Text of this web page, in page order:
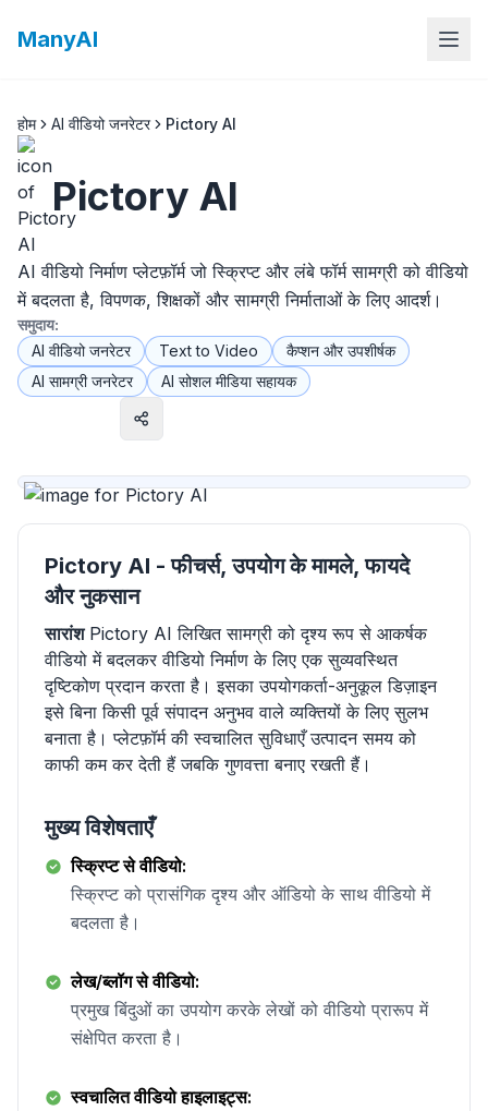
ManyAI
होम AI वीडियो जनरेटर Pictory AI
Pictory AI
AI वीडियो निर्माण प्लेटफ़ॉर्म जो स्क्रिप्ट और लंबे फॉर्म सामग्री को वीडियो
में बदलता है, विपणक, शिक्षकों और सामग्री निर्माताओं के लिए आदर्श।
समुदाय:
AI वीडियो जनरेटर
Text to Video
कैप्शन और उपशीर्षक
AI सामग्री जनरेटर
AI सोशल मीडिया सहायक
Pictory AI - फीचर्स, उपयोग के मामले, फायदे
और नुकसान
सारांशPictory AI लिखित सामग्री को दृश्य रूप से आकर्षक
वीडियो में बदलकर वीडियो निर्माण के लिए एक सुव्यवस्थित
दृष्टिकोण प्रदान करता है। इसका उपयोगकर्ता-अनुकूल डिज़ाइन
इसे बिना किसी पूर्व संपादन अनुभव वाले व्यक्तियों के लिए सुलभ
बनाता है। प्लेटफ़ॉर्म की स्वचालित सुविधाएँ उत्पादन समय को
काफी कम कर देती हैं जबकि गुणवत्ता बनाए रखती हैं।
मुख्य विशेषताएँ
स्क्रिप्ट से वीडियो:
स्क्रिप्ट को प्रासंगिक दृश्य और ऑडियो के साथ वीडियो में
बदलता है।
लेख/ब्लॉग से वीडियो:
प्रमुख बिंदुओं का उपयोग करके लेखों को वीडियो प्रारूप में
संक्षेपित करता है।
स्वचालित वीडियो हाइलाइट्स: